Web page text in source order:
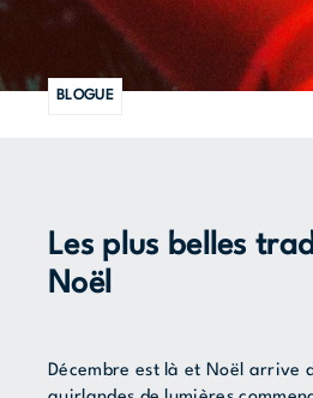
BLOGUE
Les plus belles
Noël
Décembre est là et Noël arrive